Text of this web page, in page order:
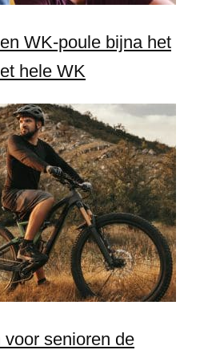
WK-poule bijna het
hele WK
senioren de